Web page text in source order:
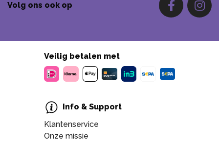
Volg ons ook op
Veilig betalen met
Info & Support
Klantenservice
Onze missie